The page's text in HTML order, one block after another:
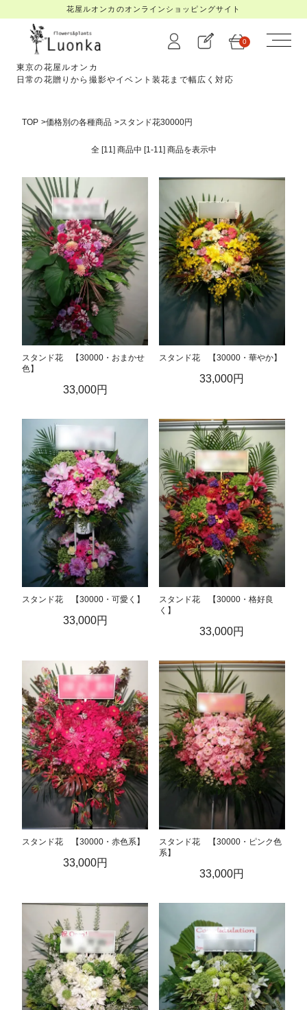
花屋ルオンカのオンラインショッピングサイト
東京の花屋ルオンカ
日常の花贈りから撮影やイベント装花まで幅広く対応
0
TOP >価格別の各種商品 >スタンド花30000円
全 [11] 商品中 [1-11] 商品を表示中
スタンド花 【30000・おまかせ
色】
33,000円
スタンド花 【30000・華やか】
33,000円
スタンド花 【30000・可愛く】
33,000円
スタンド花 【30000・格好良
く】
33,000円
スタンド花 【30000・赤色系】
33,000円
スタンド花 【30000・ピンク色
系】
33,000円